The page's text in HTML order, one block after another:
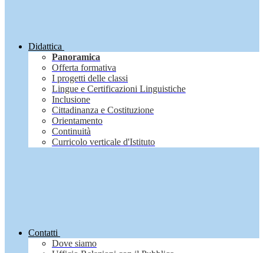
Didattica
Panoramica
Offerta formativa
I progetti delle classi
Lingue e Certificazioni Linguistiche
Inclusione
Cittadinanza e Costituzione
Orientamento
Continuità
Curricolo verticale d'Istituto
Contatti
Dove siamo